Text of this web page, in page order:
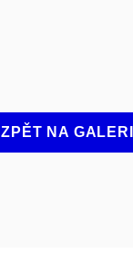
ZPĚT NA GALERII